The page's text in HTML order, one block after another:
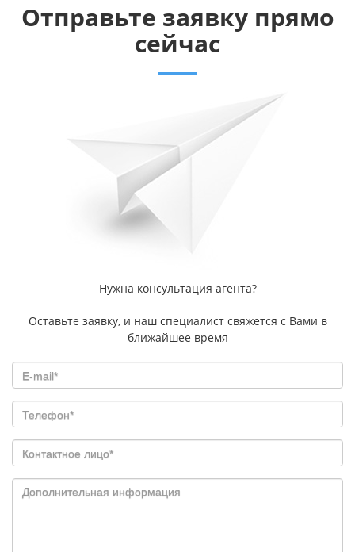
Отправьте заявку прямо
сейчас
Нужна консультация агента?
Оставьте заявку, и наш специалист свяжется с Вами в
ближайшее время